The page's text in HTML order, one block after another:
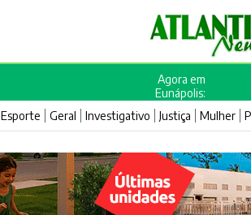
Agora em
Eunápolis:
Esporte Geral Investigativo Justiça Mulher